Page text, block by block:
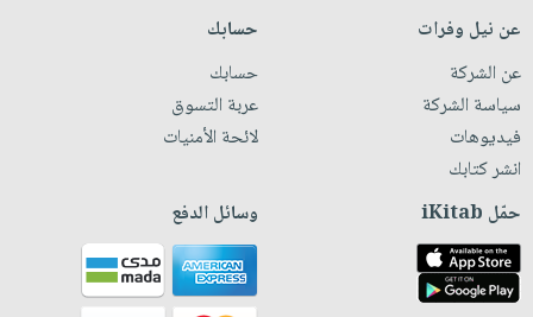
عن نيل وفرات
عن الشركة
سياسة الشركة
فيديوهات
انشر كتابك
حسابك
حسابك
عربة التسوق
لائحة الأمنيات
حمّل iKitab وسائل الدفع